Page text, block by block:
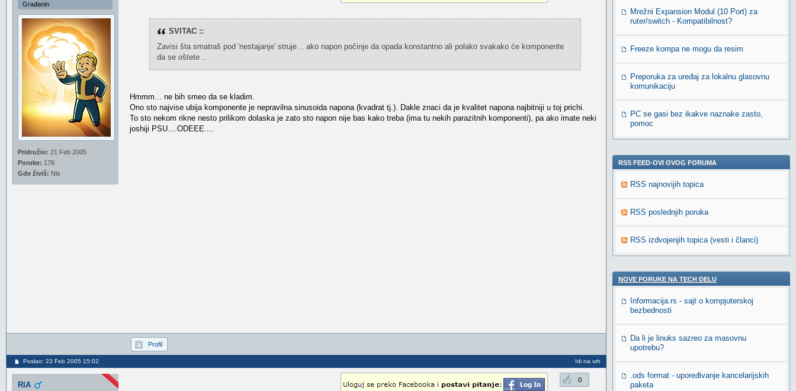
Građanin
Pridružio: 21 Feb 2005
Poruke: 176
Gde živiš: Nis
SVITAC ::
Zavisi šta smatraš pod 'nestajanje' struje .. ako napon počinje da opada konstantno ali polako svakako će komponente
da se oštete ..
Hmmm... ne bih smeo da se kladim.
Ono sto najvise ubija komponente je nepravilna sinusoida napona (kvadrat tj.). Dakle znaci da je kvalitet napona najbitniji u toj prichi.
To sto nekom rikne nesto prilikom dolaska je zato sto napon nije bas kako treba (ima tu nekih parazitnih komponenti), pa ako imate neki
joshiji PSU....ODEEE....
Profil
Poslao: 23 Feb 2005 15:02 Idi na vrh
RIA
0
Mrežni Expansion Modul (10 Port) za
ruter/switch - Kompatibilnost?
Freeze kompa ne mogu da resim
Preporuka za uređaj za lokalnu glasovnu
komunikaciju
PC se gasi bez ikakve naznake zasto,
pomoc
RSS FEED-OVI OVOG FORUMA
RSS najnovijih topica
RSS poslednjih poruka
RSS izdvojenjih topica (vesti i članci)
NOVE PORUKE NA TECH DELU
Informacija.rs - sajt o kompjuterskoj
bezbednosti
Da li je linuks sazreo za masovnu
upotrebu?
.ods format - upoređivanje kancelarijskih
paketa